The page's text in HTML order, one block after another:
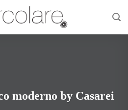
moderno by Casarei